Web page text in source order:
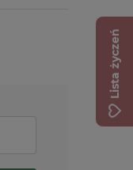
Lista życzeń